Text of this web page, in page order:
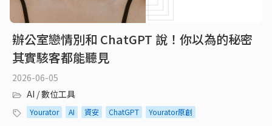
辦公室戀情別和 ChatGPT 說！你以為的秘密
其實駭客都能聽見
2026-06-05
AI / 數位工具
Yourator AI 資安 ChatGPT Yourator原創